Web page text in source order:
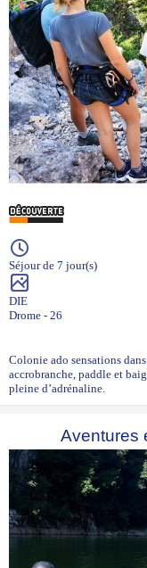
Séjour de 7 jour(s)
DIE
Drome - 26
Colonie ado sensations
accrobranche, paddle et
pleine d’adrénaline.
Aventures